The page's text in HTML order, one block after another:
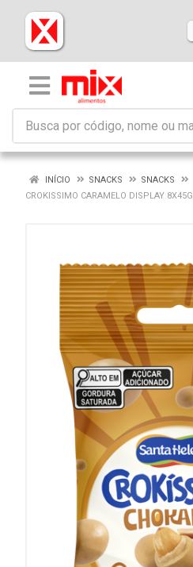
INÍCIO SNACKS
SNACKS
CROKISSIMO CARAMELO DISPLAY 8X45G